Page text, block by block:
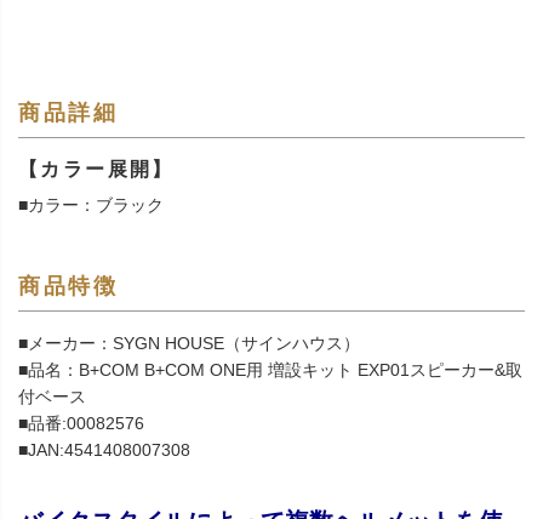
商品詳細
【カラー展開】
■カラー：ブラック
商品特徴
■メーカー：SYGN HOUSE（サインハウス）
■品名：B+COM B+COM ONE用 増設キット EXP01スピーカー&取
付ベース
■品番:00082576
■JAN:4541408007308